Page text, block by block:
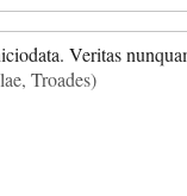
Veritas
Troades)